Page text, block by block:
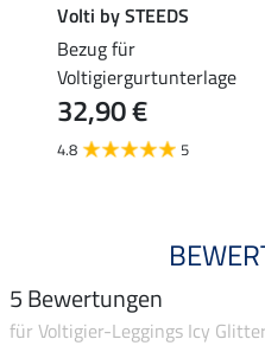
Volti by STEEDS
Bezug für
Voltigiergurtunterlage
32,90 €
4.8 5
5 Bewertungen
für Voltigier-Leggings Icy Glitter